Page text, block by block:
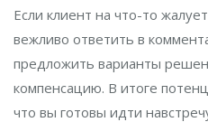
Если клиент на что-то
вежливо ответить в
предложить варианты
компенсацию. В итоге
что вы готовы идти